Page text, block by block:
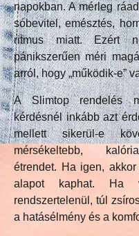
napokban. A mérleg
sóbevitel, emésztés,
ritmus miatt. Ezért
pánikszerűen méri
arról, hogy „működik-e”
A Slimtop rendelés
kérdésnél inkább azt
mellett sikerül-e
mérsékeltebb,
étrendet. Ha igen,
alapot kaphat. Ha
rendszertelenül, túl
a hatásélmény és a